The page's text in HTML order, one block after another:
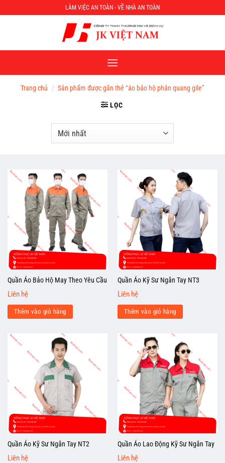
đến
LÀM VIỆC AN TOÀN - VỀ NHÀ AN TOÀN
Trang chủ / Sản phẩm được gắn thẻ “áo bảo hộ phản quang gile”
LỌC
Quần Áo Bảo Hộ May Theo Yêu Cầu
Liên hệ
Thêm vào giỏ hàng
Quần Áo Kỹ Sư Ngắn Tay NT3
Liên hệ
Thêm vào giỏ hàng
Quần Áo Kỹ Sư Ngắn Tay NT2
Liên hệ
Quần Áo Lao Động Kỹ Sư Ngắn Tay
Liên hệ